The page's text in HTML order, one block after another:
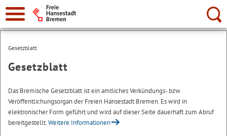
Suche:
Gesetzblatt
Gesetzblatt
Das Bremische Gesetzblatt ist ein amtliches Verkündungs- bzw.
Veröffentlichungsorgan der Freien Hansestadt Bremen. Es wird in
elektronischer Form geführt und wird auf dieser Seite dauerhaft zum Abruf
bereitgestellt.Weitere Informationen